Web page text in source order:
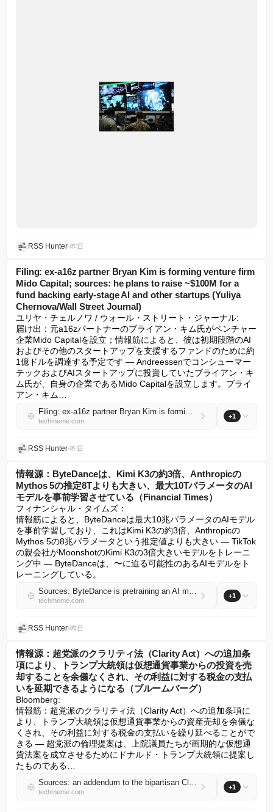
RSS Hunter•昨日
Filing: ex-a16z partner Bryan Kim is forming venture firm
Mido Capital; sources: he plans to raise ~$100M for a
fund backing early-stage AI and other startups (Yuliya
Chernova/Wall Street Journal)
ユリヤ・チェルノワ / ウォール・ストリート・ジャーナル:
届け出：元a16zパートナーのブライアン・キム氏がベンチャー
企業Mido Capitalを設立；情報筋によると、彼は初期段階のAI
およびその他のスタートアップを支援するファンドのために約
1億ドルを調達する予定です — Andreessenでコンシューマー
テックおよびAIスタートアップに投資していたブライアン・キ
ム氏が、自身の企業であるMido Capitalを設立します。ブライ
アン・キム…
Filing: ex-a16z partner Bryan Kim is forming venture firm Mido Capital; sources: he plans to raise ~$100M for a fund backing early-stage AI and other startups (Yuliya Chernova/Wall Street Journal)
techmeme.com
+1
RSS Hunter•昨日
情報源：ByteDanceは、Kimi K3の約3倍、Anthropicの
Mythos 5の推定8Tよりも大きい、最大10TパラメータのAI
モデルを事前学習させている（Financial Times）
フィナンシャル・タイムズ：
情報筋によると、ByteDanceは最大10兆パラメータのAIモデル
を事前学習しており、これはKimi K3の約3倍、Anthropicの
Mythos 5の8兆パラメータという推定値よりも大きい — TikTok
の親会社がMoonshotのKimi K3の3倍大きいモデルをトレーニ
ング中 — ByteDanceは、〜に迫る可能性のあるAIモデルをト
レーニングしている。
Sources: ByteDance is pretraining an AI model with up to 10T parameters, roughly 3x larger than Kimi K3 and larger than the 8T estimate for Anthropic's Mythos 5 (Financial Times)
techmeme.com
+1
RSS Hunter•昨日
情報源：超党派のクラリティ法（Clarity Act）への追加条
項により、トランプ大統領は仮想通貨事業からの投資を売
却することを余儀なくされ、その利益に対する税金の支払
いを延期できるようになる（ブルームバーグ）
Bloomberg:
情報筋：超党派のクラリティ法（Clarity Act）への追加条項に
より、トランプ大統領は仮想通貨事業からの資産売却を余儀な
くされ、その利益に対する税金の支払いを繰り延べることがで
きる — 超党派の倫理提案は、上院議員たちが画期的な仮想通
貨法案を成立させるためにドナルド・トランプ大統領に提案し
たものである…
Sources: an addendum to the bipartisan Clarity Act would force President Trump to divest from crypto businesses, letting him defer paying taxes on the gains (Bloomberg)
techmeme.com
+1